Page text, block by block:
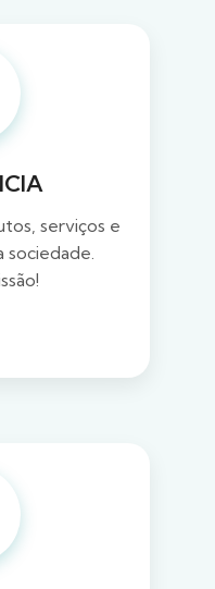
serviços e
sociedade.